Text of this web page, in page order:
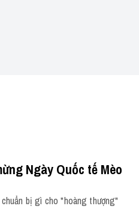
Ngày Quốc tế Mèo
bị gì cho "hoàng thượng"